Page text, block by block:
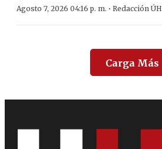
Agosto 7, 2026 04:16 p. m. · Redacción ÚH
Carga Más